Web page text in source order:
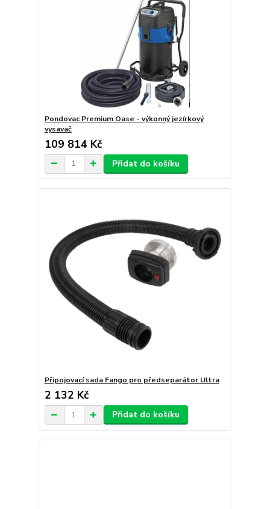
Pondovac Premium Oase - výkonný jezírkový
vysavač
109 814 Kč
Přidat do košíku
Připojovací sada Fango pro předseparátor Ultra
2 132 Kč
Přidat do košíku